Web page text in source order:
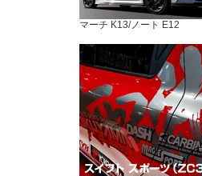
マーチ K13/ノート E12